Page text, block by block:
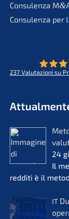
Consu­len­za M&
Consu­len­za per
237 Valuta­zio­ni su
24
Il
reddi­ti è il
IT